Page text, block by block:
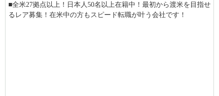
■全米27拠点以上！日本人50名以上在籍中！最初から渡米を目指せ
るレア募集！在米中の方もスピード転職が叶う会社です！